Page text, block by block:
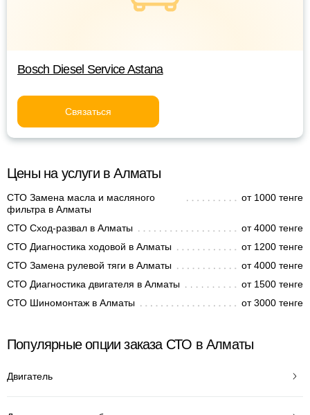
Bosch Diesel Service Astana
Связаться
Цены на услуги в Алматы
СТО Замена масла и масляного
фильтра в Алматы
от 1000 тенге
СТО Сход-развал в Алматы
от 4000 тенге
СТО Диагностика ходовой в Алматы
от 1200 тенге
СТО Замена рулевой тяги в Алматы
от 4000 тенге
СТО Диагностика двигателя в Алматы
от 1500 тенге
СТО Шиномонтаж в Алматы
от 3000 тенге
Популярные опции заказа СТО в Алматы
Двигатель